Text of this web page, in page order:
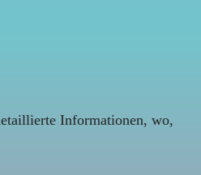
Informationen, wo,